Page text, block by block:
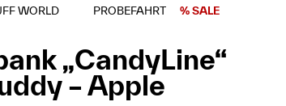
WORLD PROBEFAHRT % SALE
„CandyLine“
– Apple